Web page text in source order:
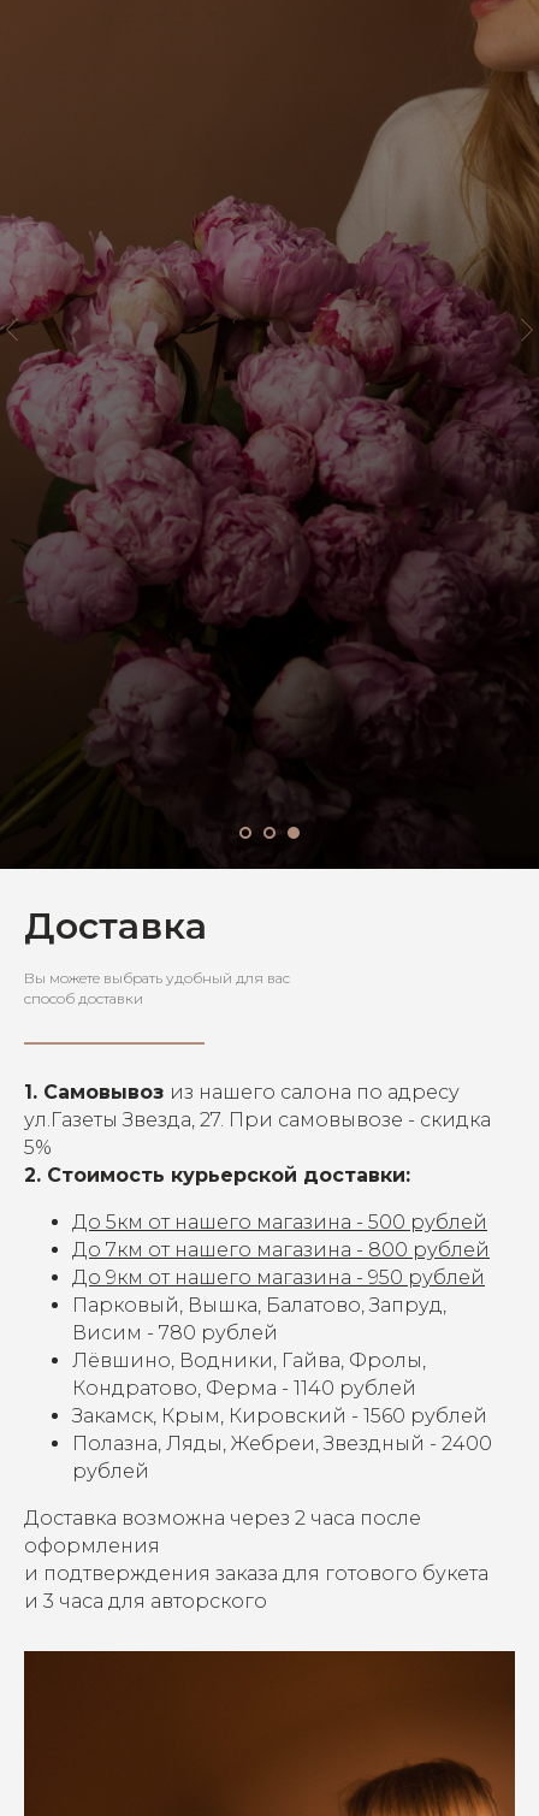
Доставка и оплата
Доставка
Вы можете выбрать удобный для вас
способ доставки
1. Самовывоз из нашего салона по адресу
ул.Газеты Звезда, 27. При самовывозе - скидка
5%
2. Стоимость курьерской доставки:
До 5км от нашего магазина - 500 рублей
До 7км от нашего магазина - 800 рублей
До 9км от нашего магазина - 950 рублей
Парковый, Вышка, Балатово, Запруд,
Висим - 780 рублей
Лёвшино, Водники, Гайва, Фролы,
Кондратово, Ферма - 1140 рублей
Закамск, Крым, Кировский - 1560 рублей
Полазна, Ляды, Жебреи, Звездный - 2400
рублей
Доставка возможна через 2 часа после
оформления
и подтверждения заказа для готового букета
и 3 часа для авторского